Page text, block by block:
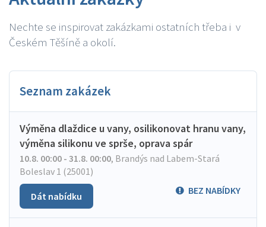
Nechte se inspirovat zakázkami ostatních třeba i v
Českém Těšíně a okolí.
Seznam zakázek
Výměna dlaždice u vany, osilikonovat hranu vany,
výměna silikonu ve sprše, oprava spár
10.8. 00:00 - 31.8. 00:00, Brandýs nad Labem-Stará
Boleslav 1 (25001)
BEZ NABÍDKY
Dát nabídku